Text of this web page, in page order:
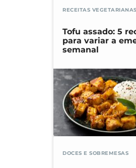
RECEITAS VEGETARIANAS
Tofu assado: 5
para variar a
semanal
DOCES E SOBREMESAS